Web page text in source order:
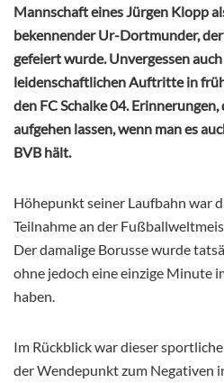
Mannschaft eines Jürgen Klopp
bekennender Ur-Dortmunder,
gefeiert wurde. Unvergessen
leidenschaftlichen Auftritte in
den FC Schalke 04.
aufgehen lassen, wenn man es
BVB hält.
Höhepunkt seiner Laufbahn war
Teilnahme an der
Der damalige Borusse wurde
ohne jedoch eine einzige Minute
haben.
Im Rückblick war dieser
der Wendepunkt zum Negativen